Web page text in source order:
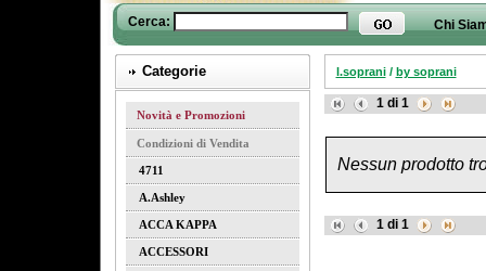
Cerca: Chi
Categorie
Novità e Promozioni
Condizioni di Vendita
4711
A.ashley
ACCA KAPPA
ACCESSORI
l.soprani/ by soprani
1di 1
1di 1
Nessun prodotto